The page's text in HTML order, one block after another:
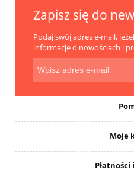
Zapisz się do
Podaj swój adres e-mail,
informacje o nowościach i
Moje
Płatności